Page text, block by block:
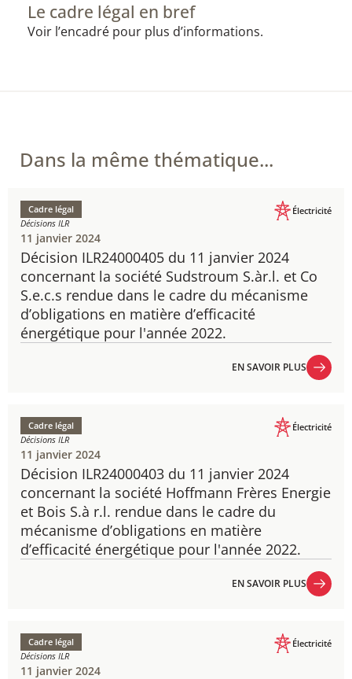
Le cadre légal en bref
Voir l’encadré pour plus d’informations.
Dans la même thématique...
Décision ILR24000405 du 11 janvier 2024
​concernant la société Sudstroum S.àr.l. et Co
S.e.c.s rendue dans le cadre du mécanisme
d’obligations en matière d’efficacité
énergétique pour l'année 2022.
Cadre légal
Décisions ILR
Électricité
11 janvier 2024
EN SAVOIR PLUS
Décision ILR24000403 du 11 janvier 2024
​concernant la société Hoffmann Frères Energie
et Bois S.à r.l. rendue dans le cadre du
mécanisme d’obligations en matière
d’efficacité énergétique pour l'année 2022.
Cadre légal
Décisions ILR
Électricité
11 janvier 2024
EN SAVOIR PLUS
Cadre légal
Décisions ILR
Électricité
11 janvier 2024